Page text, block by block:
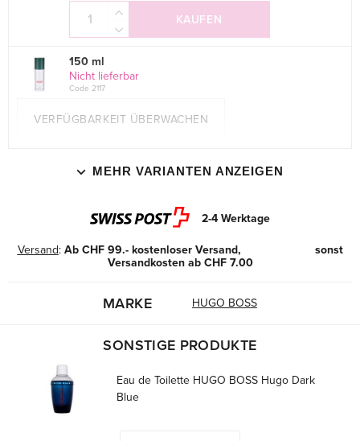
KAUFEN
150 ml
Nicht lieferbar
Code 2117
VERFÜGBARKEIT ÜBERWACHEN
MEHR VARIANTEN ANZEIGEN
2-4 Werktage
Versand: Ab CHF 99.- kostenloser Versand, sonst
Versandkosten ab CHF 7.00
MARKE HUGO BOSS
SONSTIGE PRODUKTE
Eau de Toilette HUGO BOSS Hugo Dark
Blue